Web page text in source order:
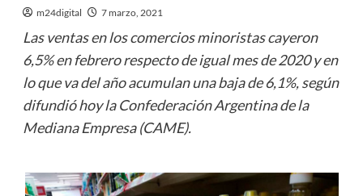
m24digital 7 marzo, 2021
Las ventas en los comercios minoristas cayeron
6,5% en febrero respecto de igual mes de 2020 y en
lo que va del año acumulan una baja de 6,1%, según
difundió hoy la Confederación Argentina de la
Mediana Empresa (CAME).